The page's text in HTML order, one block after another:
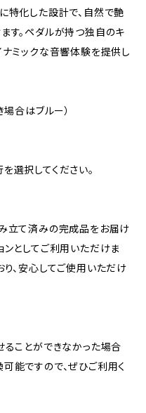
特化した設計で、自然で艶
す。ペダルが持つ独自のキ
ナミックな音響体験を提供し
合はブルー）
選択してください。
立て済みの完成品をお届け
ンとしてご利用いただけま
、安心してご使用いただけ
ることができなかった場合
能ですので、ぜひご利用く